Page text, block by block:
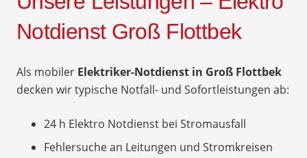
Notdienst Groß Flottbek
Als mobiler Elektriker-Notdienst in Groß Flottbek
decken wir typische Notfall- und Sofortleistungen ab:
24 h Elektro Notdienst bei Stromausfall
Fehlersuche an Leitungen und Stromkreisen